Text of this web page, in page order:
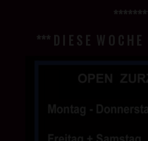
*** D I E S E W O C H